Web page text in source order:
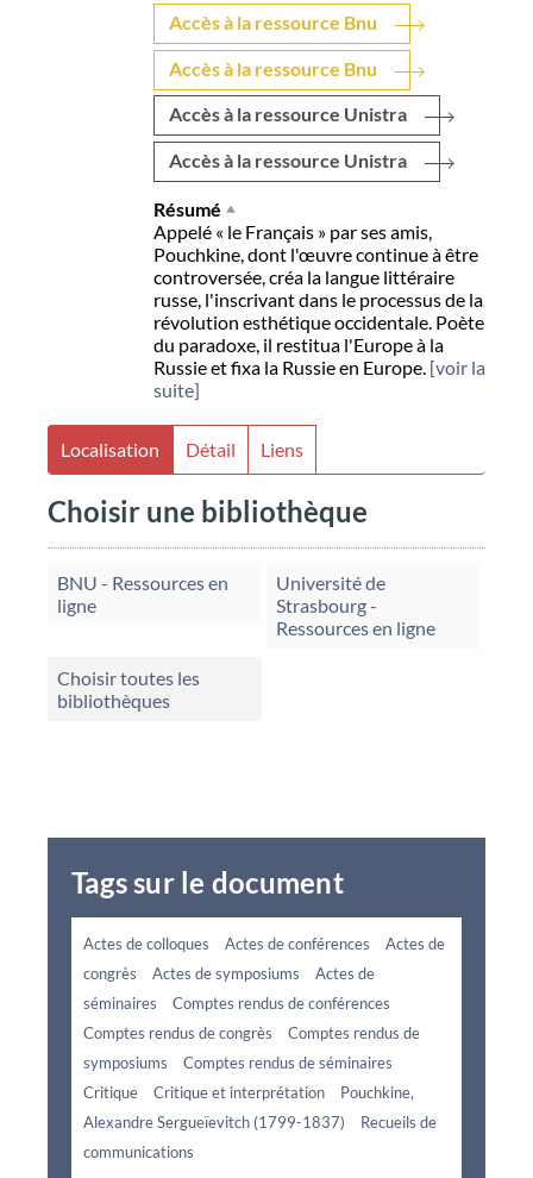
Accès à la ressource Bnu
Accès à la ressource Bnu
Accès à la ressource Unistra
Accès à la ressource Unistra
Résumé
Appelé « le Français » par ses amis,
Pouchkine, dont l'œuvre continue à être
controversée, créa la langue littéraire
russe, l'inscrivant dans le processus de la
révolution esthétique occidentale. Poète
du paradoxe, il restitua l'Europe à la
Russie et fixa la Russie en Europe. [voir la
suite]
Localisation Détail Liens
Choisir une bibliothèque
BNU - Ressources en
ligne
Université de
Strasbourg -
Ressources en ligne
Choisir toutes les
bibliothèques
Tags sur le document
Actes de colloques Actes de conférences
Actes de
congrès
Actes de symposiums
Actes de
séminaires
Comptes rendus de conférences
Comptes rendus de congrès
Comptes rendus de
symposiums
Comptes rendus de séminaires
Critique
Critique et interprétation
Pouchkine,
Alexandre Sergueïevitch (1799-1837)
Recueils de
communications